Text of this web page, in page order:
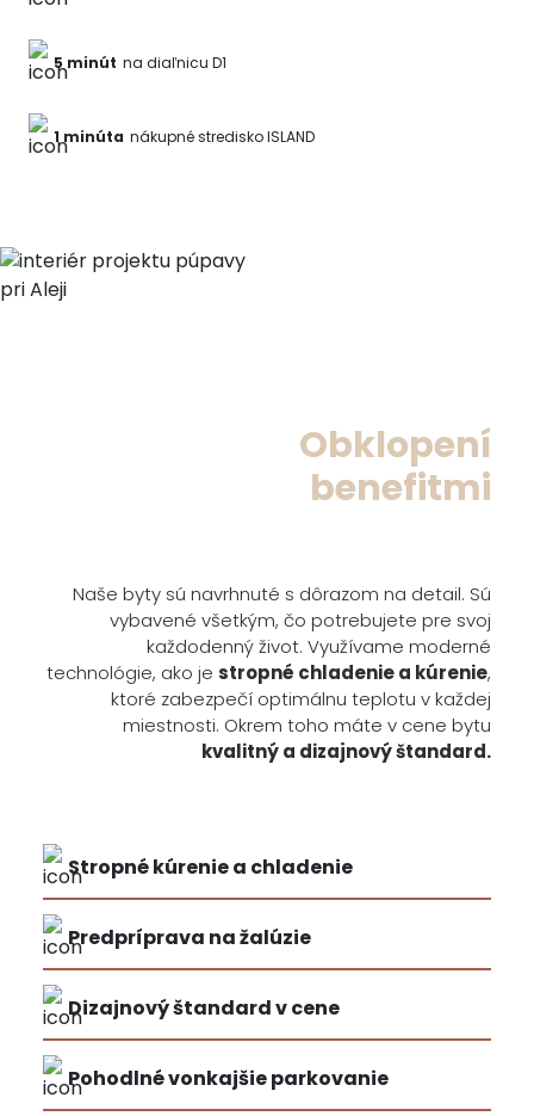
VIRTUÁLNA
PREHLIADKA
5 minút na diaľnicu D1
1 minúta nákupné stredisko ISLAND
Obklopení
benefitmi
Naše byty sú navrhnuté s dôrazom na detail. Sú
vybavené všetkým, čo potrebujete pre svoj
každodenný život. Využívame moderné
technológie, ako je stropné chladenie a kúrenie,
ktoré zabezpečí optimálnu teplotu v každej
miestnosti. Okrem toho máte v cene bytu
kvalitný a dizajnový štandard.
Stropné kúrenie a chladenie
Predpríprava na žalúzie
Dizajnový štandard v cene
Pohodlné vonkajšie parkovanie